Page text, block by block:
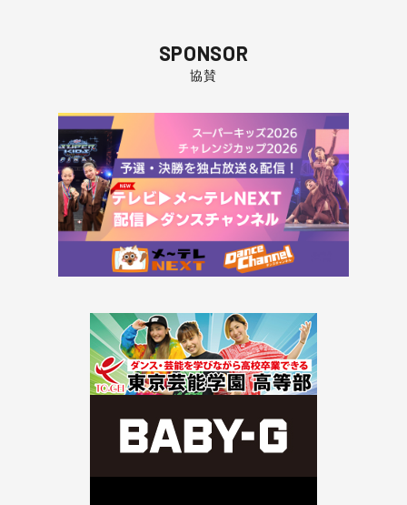
SPONSOR
協賛